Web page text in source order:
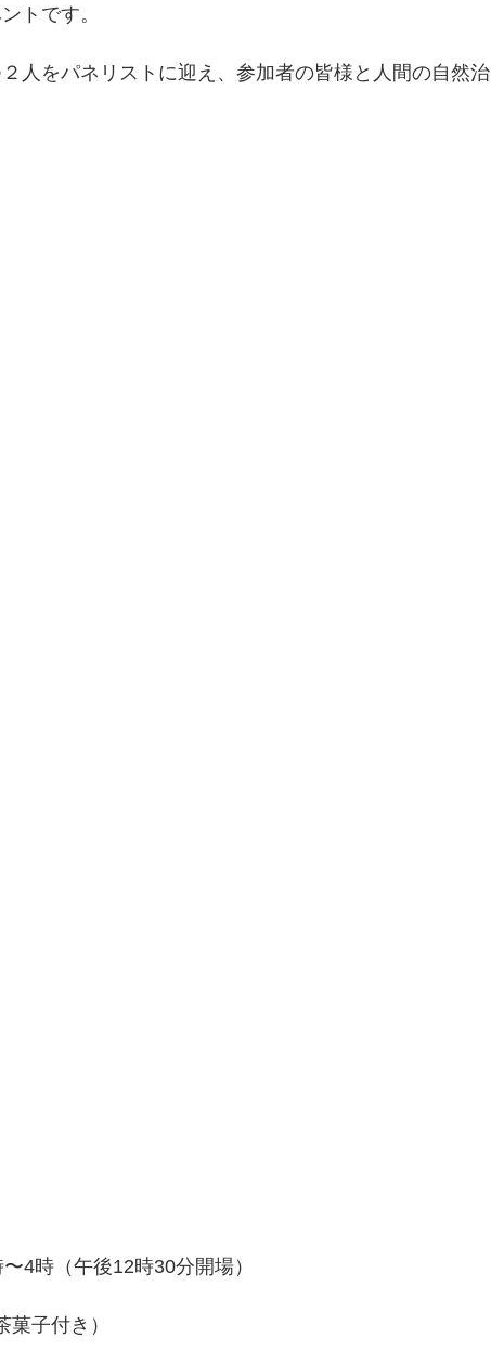
トです。
人をパネリストに迎え、参加者の皆様と人間の自然治
4時（午後12時30分開場）
子付き）